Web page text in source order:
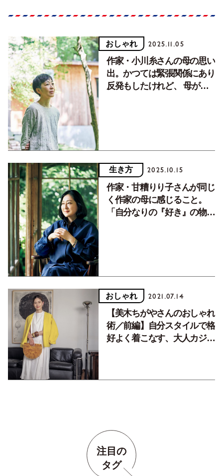
おしゃれ 2025.11.05
作家・小川糸さんの母の思い
出。かつては緊張関係にあり
反発もしたけれど、 母がい
生き方 2025.10.15
作家・甘糟りり子さんが同じ
く作家の母に感じること。
「自分なりの『好き』の物差
おしゃれ 2021.07.14
【美木ちがやさんのおしゃれ
術／前編】自分スタイルで格
好よく着こなす、大人カジュ
注目の
タグ